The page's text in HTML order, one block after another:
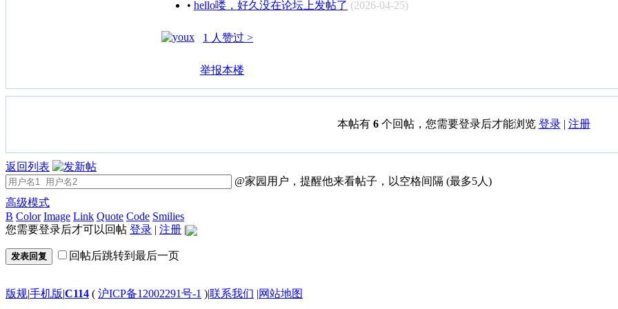
• hello喽，好久没在论坛上发帖了 (2026-04-25)
1 人赞过 >
举报本楼
本帖有 6个回帖，您需要登录后才能浏览 登录| 注册
返回列表
@家园用户，提醒他来看帖子，以空格间隔 (最多5人)
高级模式
B Color Image Link Quote Code Smilies
您需要登录后才可以回帖 登录 | 注册 |
发表回复 回帖后跳转到最后一页
版规|手机版|C114 ( 沪ICP备12002291号-1 )|联系我们 |网站地图